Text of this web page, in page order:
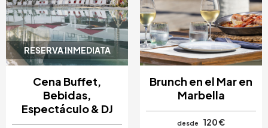
RESERVA INMEDIATA
Cena Buffet,
Bebidas,
Espectáculo & DJ
Brunch en el Mar en
Marbella
desde 120 €